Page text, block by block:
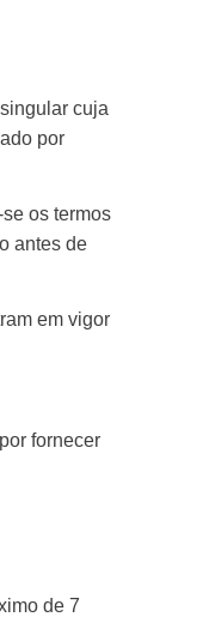
cuja
por
os termos
antes de
em vigor
fornecer
de 7